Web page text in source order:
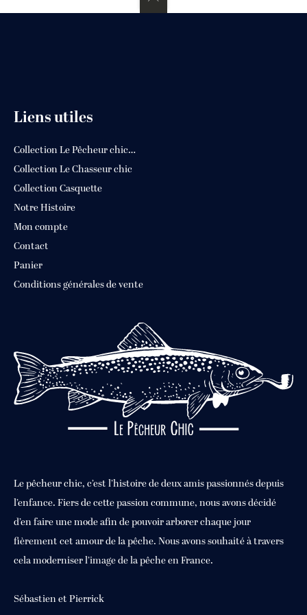
Le pêcheur chic, c’est l’histoire de deux amis passionnés depuis
l’enfance. Fiers de cette passion commune, nous avons décidé
d’en faire une mode afin de pouvoir arborer chaque jour
fièrement cet amour de la pêche. Nous avons souhaité à travers
cela moderniser l’image de la pêche en France.
Sébastien et Pierrick
Liens utiles
Collection Le Pêcheur chic…
Collection Le Chasseur chic
Collection Casquette
Notre Histoire
Mon compte
Contact
Panier
Conditions générales de vente